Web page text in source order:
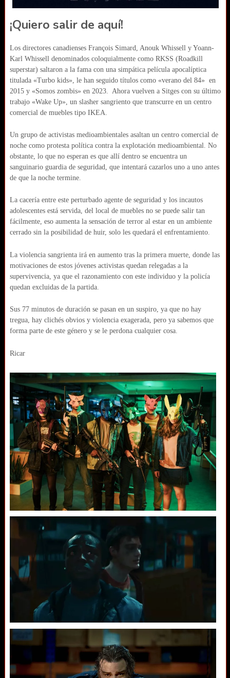
¡Quiero salir de aquí!
Los directores canadienses François Simard, Anouk Whissell y Yoann-
Karl Whissell denominados coloquialmente como RKSS (Roadkill
superstar) saltaron a la fama con una simpática película apocalíptica
titulada «Turbo kids», le han seguido títulos como «verano del 84» en
2015 y «Somos zombis» en 2023. Ahora vuelven a Sitges con su último
trabajo «Wake Up», un slasher sangriento que transcurre en un centro
comercial de muebles tipo IKEA.
Un grupo de activistas medioambientales asaltan un centro comercial de
noche como protesta política contra la explotación medioambiental. No
obstante, lo que no esperan es que allí dentro se encuentra un
sanguinario guardia de seguridad, que intentará cazarlos uno a uno antes
de que la noche termine.
La cacería entre este perturbado agente de seguridad y los incautos
adolescentes está servida, del local de muebles no se puede salir tan
fácilmente, eso aumenta la sensación de terror al estar en un ambiente
cerrado sin la posibilidad de huir, solo les quedará el enfrentamiento.
La violencia sangrienta irá en aumento tras la primera muerte, donde las
motivaciones de estos jóvenes activistas quedan relegadas a la
supervivencia, ya que el razonamiento con este individuo y la policía
quedan excluidas de la partida.
Sus 77 minutos de duración se pasan en un suspiro, ya que no hay
tregua, hay clichés obvios y violencia exagerada, pero ya sabemos que
forma parte de este género y se le perdona cualquier cosa.
Ricar